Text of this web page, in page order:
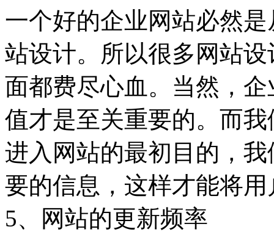
一个好的企业网站必然
站设计。所以很多网站
面都费尽心血。当然，
值才是至关重要的。而
进入网站的最初目的，
要的信息，这样才能将
5、网站的更新频率